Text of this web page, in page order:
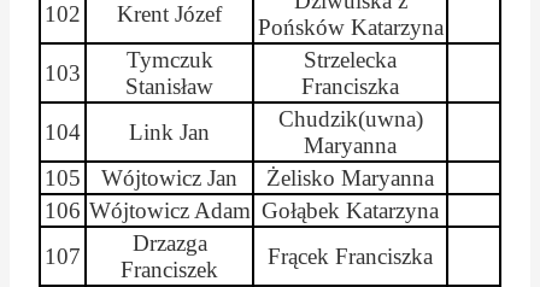
102
Krent Józef
Pońsków Katarzyna
103
Tymczuk
Stanisław
Strzelecka
Franciszka
104
Link Jan
Chudzik(uwna)
Maryanna
105
Wójtowicz Jan Żelisko Maryanna
106 Wójtowicz Adam Gołąbek Katarzyna
107
Drzazga
Franciszek
Frącek Franciszka